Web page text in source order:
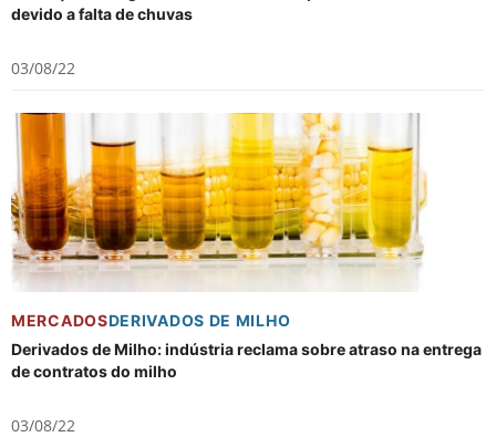
devido a falta de chuvas
03/08/22
MERCADOSDERIVADOS DE MILHO
Derivados de Milho: indústria reclama sobre atraso na entrega
de contratos do milho
03/08/22